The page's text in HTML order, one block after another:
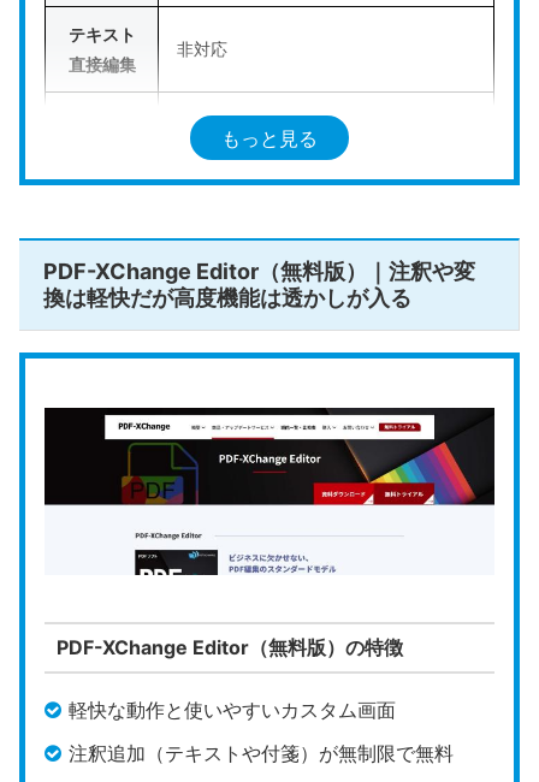
公式HPはこちら
テキスト
直接編集
非対応
合・分
非対応
透かし
（ウォー
ターマー
ク）
なし
回数・容
量制限
なし
ローカル
対応
https://www.adobe.com/jp/acrobat/p
Adobe Acrobat Readerは、PDFの開発元であるA
dobe社が提供している、世界的な標準閲覧用フリ
ーソフトです。
もっと見る
PDF-XChange Editor（無料版）｜注釈や変
換は軽快だが高度機能は透かしが入る
PDF-XChange Editor（無料版）の特徴
軽快な動作と使いやすいカスタム画面
注釈追加（テキストや付箋）が無制限で無料